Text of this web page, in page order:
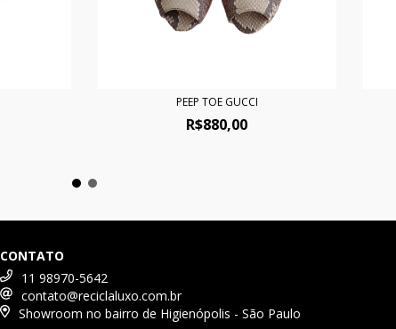
PEEP TOE GUCCI
R$880,00
CONTATO
11 98970-5642
contato@reciclaluxo.com.br
Showroom no bairro de Higienópolis - São Paulo